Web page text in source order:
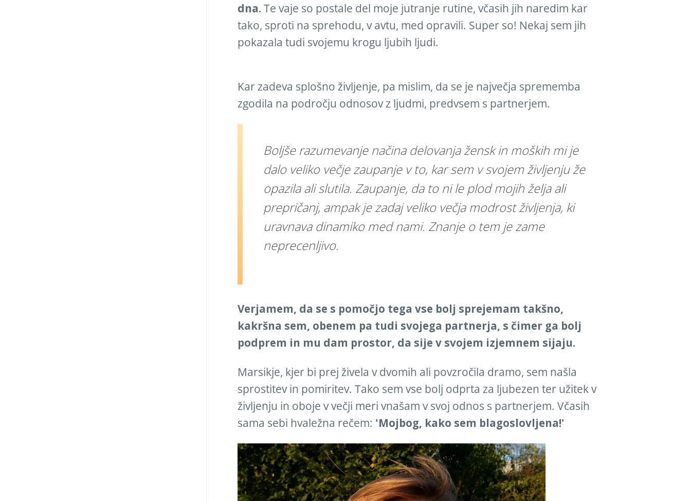
dna. Te vaje so postale del moje jutranje rutine, včasih jih naredim kar
tako, sproti na sprehodu, v avtu, med opravili. Super so! Nekaj sem jih
pokazala tudi svojemu krogu ljubih ljudi.
Kar zadeva splošno življenje, pa mislim, da se je največja sprememba
zgodila na področju odnosov z ljudmi, predvsem s partnerjem.
Boljše razumevanje načina delovanja žensk in moških mi je
dalo veliko večje zaupanje v to, kar sem v svojem življenju že
opazila ali slutila. Zaupanje, da to ni le plod mojih želja ali
prepričanj, ampak je zadaj veliko večja modrost življenja, ki
uravnava dinamiko med nami. Znanje o tem je zame
neprecenljivo.
Verjamem, da se s pomočjo tega vse bolj sprejemam takšno,
kakršna sem, obenem pa tudi svojega partnerja, s čimer ga bolj
podprem in mu dam prostor, da sije v svojem izjemnem sijaju.
Marsikje, kjer bi prej živela v dvomih ali povzročila dramo, sem našla
sprostitev in pomiritev. Tako sem vse bolj odprta za ljubezen ter užitek v
življenju in oboje v večji meri vnašam v svoj odnos s partnerjem. Včasih
sama sebi hvaležna rečem: 'Mojbog, kako sem blagoslovljena!'